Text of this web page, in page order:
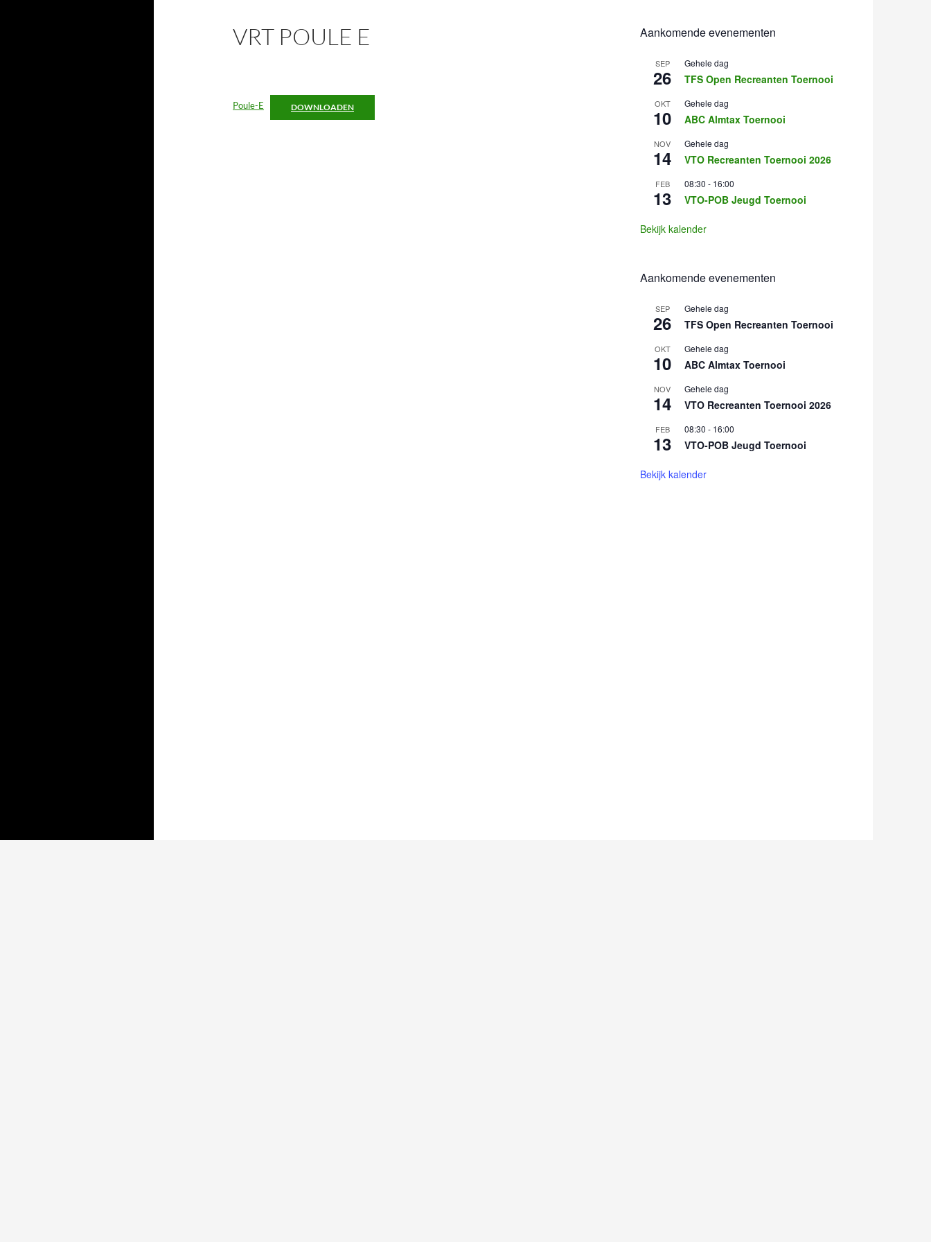
VRT POULE E
Poule-E DOWNLOADEN
Aankomende evenementen
SEP
26
Gehele dag
TFS Open Recreanten Toernooi
OKT
10
Gehele dag
ABC Almtax Toernooi
NOV
14
Gehele dag
VTO Recreanten Toernooi 2026
FEB
13
08:30 - 16:00
VTO-POB Jeugd Toernooi
Bekijk kalender
Aankomende evenementen
SEP
26
Gehele dag
TFS Open Recreanten Toernooi
OKT
10
Gehele dag
ABC Almtax Toernooi
NOV
14
Gehele dag
VTO Recreanten Toernooi 2026
FEB
13
08:30 - 16:00
VTO-POB Jeugd Toernooi
Bekijk kalender